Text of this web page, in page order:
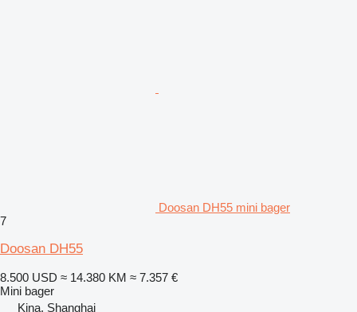
Doosan DH55 mini bager
7
Doosan DH55
8.500 USD ≈ 14.380 KM ≈ 7.357 €
Mini bager
Kina, Shanghai